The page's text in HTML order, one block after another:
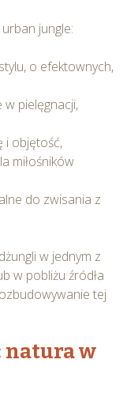
jungle:
o efektownych,
pielęgnacji,
i objętość,
miłośników
do zwisania z
w jednym z
w pobliżu źródła
tej
natura w